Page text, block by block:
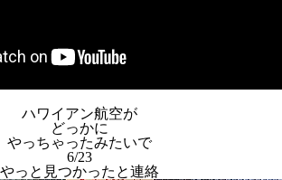
ハワイアン航空が
どっかに
やっちゃったみたいで
6/23
やっと見つかったと連絡